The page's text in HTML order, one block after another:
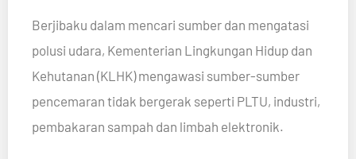
Berjibaku dalam mencari sumber dan mengatasi
polusi udara, Kementerian Lingkungan Hidup dan
Kehutanan (KLHK) mengawasi sumber-sumber
pencemaran tidak bergerak seperti PLTU, industri,
pembakaran sampah dan limbah elektronik.